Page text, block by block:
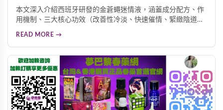
本文深入介紹西班牙研發的金蒼蠅迷情液，涵蓋成分配方、作
用機制、三大核心功效（改善性冷淡、快速催情、緊緻陰道）
READ MORE →